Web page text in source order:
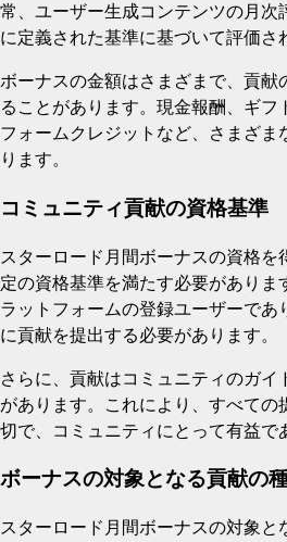
常、ユーザー生成コンテンツの月次
に定義された基準に基づいて評価さ
ボーナスの金額はさまざまで、貢献
ることがあります。現金報酬、ギフ
フォームクレジットなど、さまざま
ります。
コミュニティ貢献の資格基準
スターロード月間ボーナスの資格
定の資格基準を満たす必要があり
ラットフォームの登録ユーザーであ
に貢献を提出する必要があります。
さらに、貢献はコミュニティのガ
があります。これにより、すべての
切で、コミュニティにとって有益で
ボーナスの対象となる貢献の
スターロード月間ボーナスの対象